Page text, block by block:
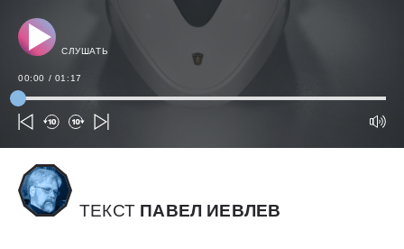
СЛУШАТЬ
00:00 / 01:17
ТЕКСТ ПАВЕЛ ИЕВЛЕВ